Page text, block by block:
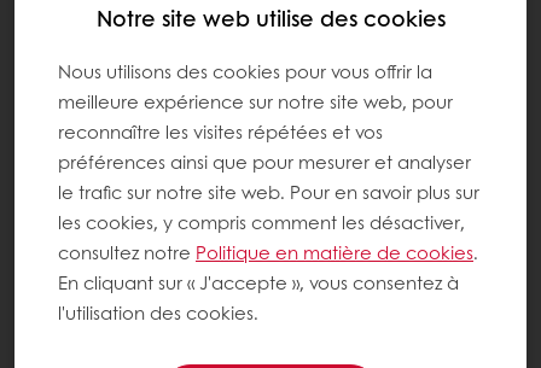
Notre site web utilise des cookies
Nous utilisons des cookies pour vous offrir la
meilleure expérience sur notre site web, pour
reconnaître les visites répétées et vos
préférences ainsi que pour mesurer et analyser
le trafic sur notre site web. Pour en savoir plus sur
les cookies, y compris comment les désactiver,
consultez notre Politique en matière de cookies.
En cliquant sur « J'accepte », vous consentez à
l'utilisation des cookies.